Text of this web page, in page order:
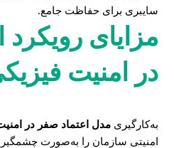
سایبری برای حفاظت جامع.
مزایای رویکرد
در امنیت
به‌کارگیریمدل اعتماد صفر در
امنیتی سازمان را به‌صورت